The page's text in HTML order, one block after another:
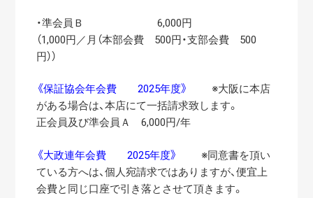
・準会員Ｂ 6,000円
（1,000円／月（本部会費 500円・支部会費 500
円））
《保証協会年会費 2025年度》
※大阪に本店
がある場合は、本店にて一括請求致します。
正会員及び準会員Ａ 6,000円/年
《大政連年会費 2025年度》
※同意書を頂い
ている方へは、個人宛請求ではありますが、便宜上
会費と同じ口座で引き落とさせて頂きます。